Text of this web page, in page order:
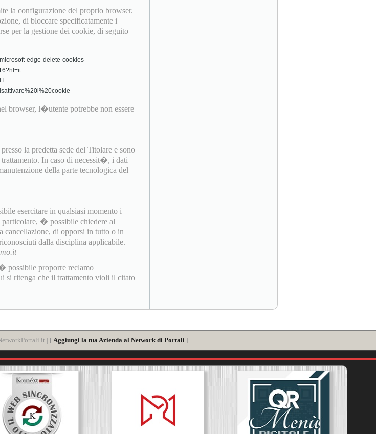
la configurazione del proprio browser.
di bloccare specificatamente i
per la gestione dei cookie, di seguito
edge-delete-cookies
browser, l�utente potrebbe non essere
la predetta sede del Titolare e sono
In caso di necessit�, i dati
della parte tecnologica del
esercitare in qualsiasi momento i
� possibile chiedere al
cancellazione, di opporsi in tutto o in
dalla disciplina applicabile.
possibile proporre reclamo
ritenga che il trattamento violi il citato
| [ Aggiungi la tua Azienda al Network di Portali ]